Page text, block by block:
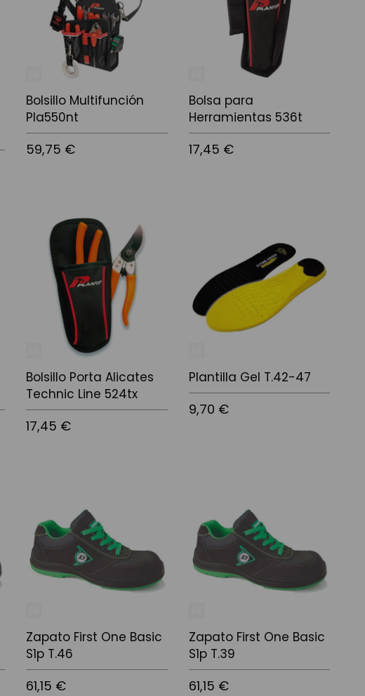
Bolsillo Multifunción
Pla550nt
59,75 €
Bolsa para
Herramientas 536t
17,45 €
Bolsillo Porta Alicates
Technic Line 524tx
17,45 €
Plantilla Gel T.42-47
9,70 €
Zapato First One Basic
S1p T.46
61,15 €
Zapato First One Basic
S1p T.39
61,15 €